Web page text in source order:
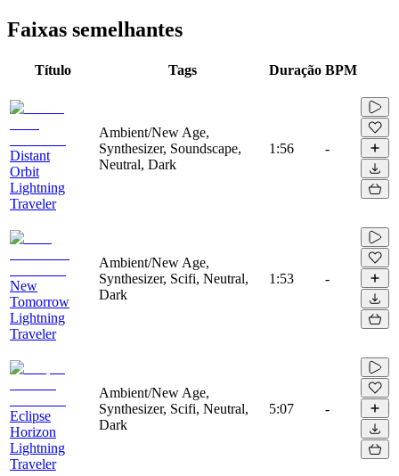
Faixas semelhantes
Título Tags Duração BPM
Distant
Orbit
Lightning
Traveler
Ambient/New Age,
Synthesizer, Soundscape,
Neutral, Dark
1:56 -
New
Tomorrow
Lightning
Traveler
Ambient/New Age,
Synthesizer, Scifi, Neutral,
Dark
1:53 -
Eclipse
Horizon
Lightning
Traveler
Ambient/New Age,
Synthesizer, Scifi, Neutral,
Dark
5:07 -